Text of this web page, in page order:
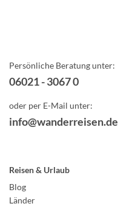
Persönliche Beratung unter:
06021 - 3067 0
oder per E-Mail unter:
info@wanderreisen.de
Reisen & Urlaub
Blog
Länder